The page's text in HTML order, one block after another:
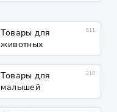
Товары для
животных
611
Товары для
малышей
310